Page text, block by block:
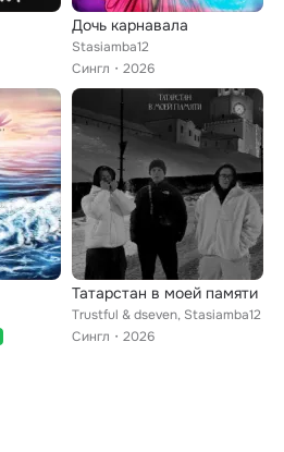
Дочь карнавала
Stasiamba12
Сингл
2026
Татарстан в моей памяти
Trustful & dseven, Stasiamba12
Сингл
2026